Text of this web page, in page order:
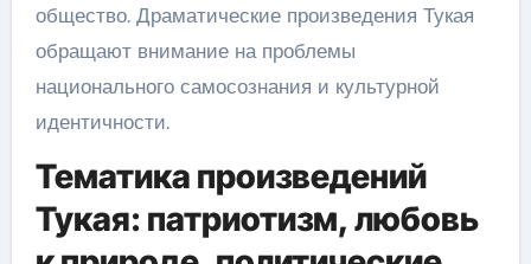
общество. Драматические произведения Тукая
обращают внимание на проблемы
национального самосознания и культурной
идентичности.
Тематика произведений
Тукая: патриотизм, любовь